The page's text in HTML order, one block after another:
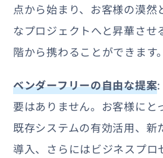
点から始まり、お客様の漠然
なプロジェクトへと昇華させ
階から携わることができます。
ベンダーフリーの自由な提案
要はありません。お客様にと
既存システムの有効活用、新
導入、さらにはビジネスプロ